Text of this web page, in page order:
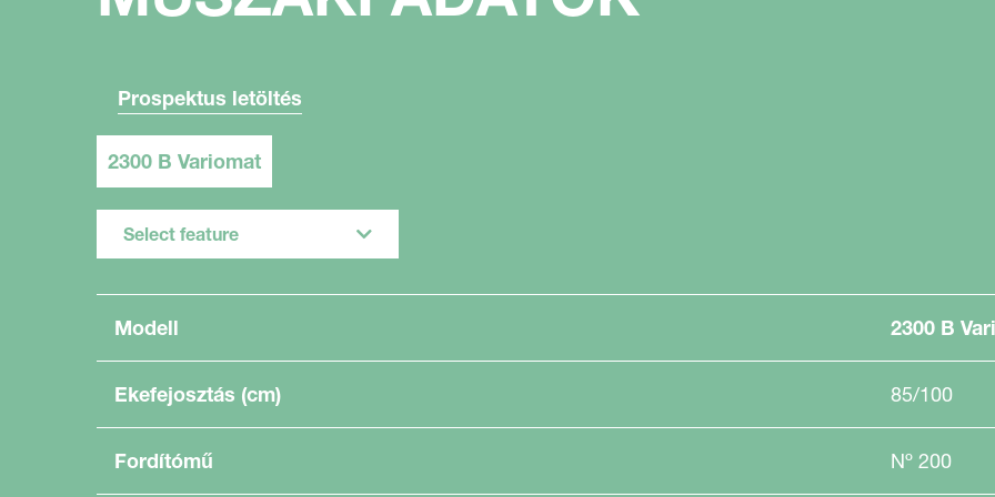
Prospektus letöltés
2300 B Variomat
Select feature
Modell 2300 B
Ekefejosztás (cm) 85/100
Fordítómű Nº 200